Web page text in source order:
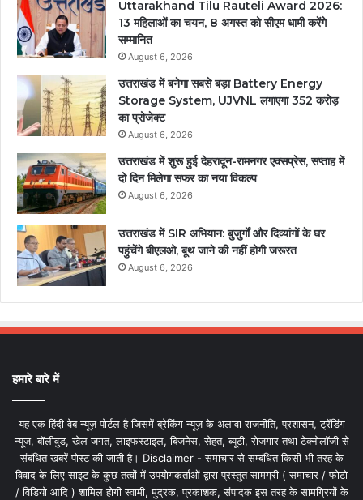
Uttarakhand Tilu Rauteli Award 2026:
13 महिलाओं का चयन, 8 अगस्त को सीएम धामी करेंगे
सम्मानित
August 6, 2026
उत्तराखंड में बनेगा सबसे बड़ा Battery Energy
Storage System, UJVNL लगाएगा 352 करोड़
का प्रोजेक्ट
August 6, 2026
उत्तराखंड में शुरू हुई देहरादून-रामनगर एक्सप्रेस, सप्ताह में
दो दिन मिलेगा सफर का नया विकल्प
August 6, 2026
उत्तराखंड में SIR अभियान: बुजुर्गों और दिव्यांगों के घर
पहुंचेंगे बीएलओ, बूथ जाने की नहीं होगी जरूरत
August 6, 2026
हमारे बारे में
यह एक हिंदी वेब न्यूज़ पोर्टल है जिसमें ब्रेकिंग न्यूज़ के अलावा राजनीति, प्रशासन, ट्रेंडिंग
न्यूज, बॉलीवुड, खेल जगत, लाइफस्टाइल, बिजनेस, सेहत, ब्यूटी, रोजगार तथा टेक्नोलॉजी से
संबंधित खबरें पोस्ट की जाती है। Disclaimer - समाचार से सम्बंधित किसी भी तरह के
विवाद के लिए साइट के कुछ तत्वों में उपयोगकर्ताओं द्वारा प्रस्तुत सामग्री ( समाचार / फोटो
/ विडियो आदि ) शामिल होगी स्वामी, मुद्रक, प्रकाशक, संपादक इस तरह के सामग्रियों के